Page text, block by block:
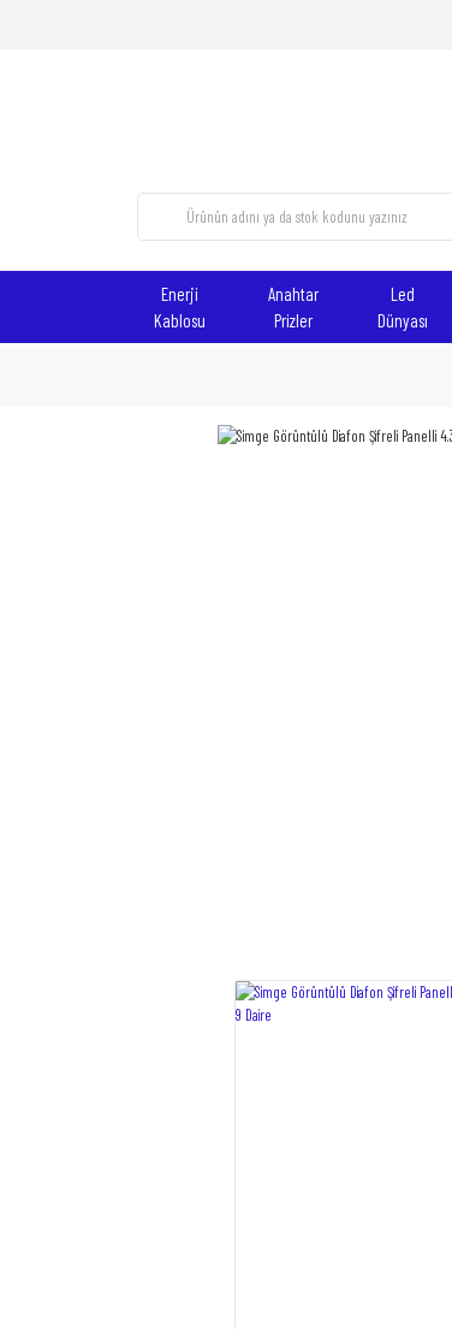
Enerji
Kablosu
Anahtar
Prizler
Led
Dünyası